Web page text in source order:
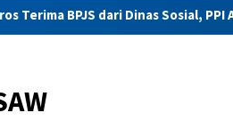
dari Dinas Sosial, PPI Apresiasi